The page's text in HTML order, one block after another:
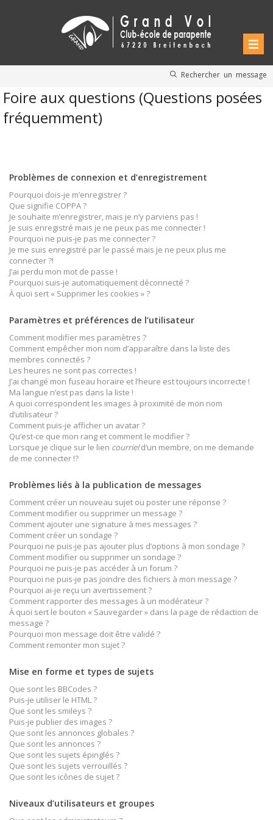
Rechercher un message
Foire aux questions (Questions posées
fréquemment)
Problèmes de connexion et d’enregistrement
Pourquoi dois-je m’enregistrer ?
Que signifie COPPA ?
Je souhaite m’enregistrer, mais je n’y parviens pas !
Je suis enregistré mais je ne peux pas me connecter !
Pourquoi ne puis-je pas me connecter ?
Je me suis enregistré par le passé mais je ne peux plus me
connecter ?!
J’ai perdu mon mot de passe !
Pourquoi suis-je automatiquement déconnecté ?
À quoi sert « Supprimer les cookies » ?
Paramètres et préférences de l’utilisateur
Comment modifier mes paramètres ?
Comment empêcher mon nom d’apparaître dans la liste des
membres connectés ?
Les heures ne sont pas correctes !
J’ai changé mon fuseau horaire et l’heure est toujours incorrecte !
Ma langue n’est pas dans la liste !
A quoi correspondent les images à proximité de mon nom
d’utilisateur ?
Comment puis-je afficher un avatar ?
Qu’est-ce que mon rang et comment le modifier ?
Lorsque je clique sur le lien courrield’un membre, on me demande
de me connecter !?
Problèmes liés à la publication de messages
Comment créer un nouveau sujet ou poster une réponse ?
Comment modifier ou supprimer un message ?
Comment ajouter une signature à mes messages ?
Comment créer un sondage ?
Pourquoi ne puis-je pas ajouter plus d’options à mon sondage ?
Comment modifier ou supprimer un sondage ?
Pourquoi ne puis-je pas accéder à un forum ?
Pourquoi ne puis-je pas joindre des fichiers à mon message ?
Pourquoi ai-je reçu un avertissement ?
Comment rapporter des messages à un modérateur ?
À quoi sert le bouton « Sauvegarder » dans la page de rédaction de
message ?
Pourquoi mon message doit être validé ?
Comment remonter mon sujet ?
Mise en forme et types de sujets
Que sont les BBCodes ?
Puis-je utiliser le HTML ?
Que sont les smileys ?
Puis-je publier des images ?
Que sont les annonces globales ?
Que sont les annonces ?
Que sont les sujets épinglés ?
Que sont les sujets verrouillés ?
Que sont les icônes de sujet ?
Niveaux d’utilisateurs et groupes